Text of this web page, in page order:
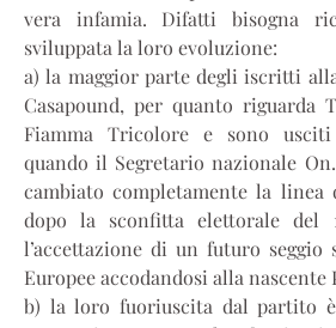
vera infamia. Difatti bisogna
sviluppata la loro evoluzione:
a) la maggior parte degli iscritti
Casapound, per quanto riguarda
Fiamma Tricolore e sono
quando il Segretario nazionale
cambiato completamente la linea
dopo la sconfitta elettorale del
l’accettazione di un futuro seggio
Europee accodandosi alla nascente
b) la loro fuoriuscita dal partito